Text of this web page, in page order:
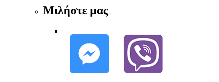
Μιλήστε μας